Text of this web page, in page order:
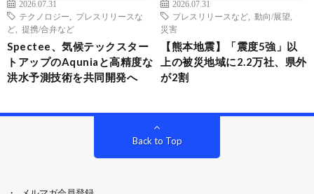
2026.07.31
テクノロジー
プレスリリースな
ど
提携/合弁など
Spectee、気候テックスター
トアップのAquniaと高精度な
洪水予測技術を共同開発へ
2026.07.31
プレスリリースなど
動向/展望
災害
【熊本地震】「震度5強」以
上の被災地域に2.2万社、県外
が2割
Back to Top